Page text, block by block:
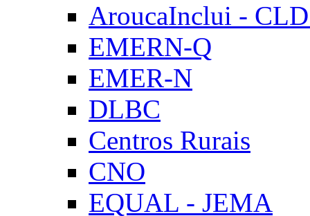
AroucaInclui -
EMERN-Q
EMER-N
DLBC
Centros Rurais
CNO
EQUAL - JEMA